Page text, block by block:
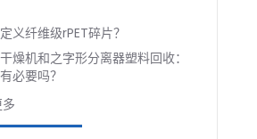
义纤维级rPET碎片？
燥机和之字形分离器塑料回收：
必要吗？